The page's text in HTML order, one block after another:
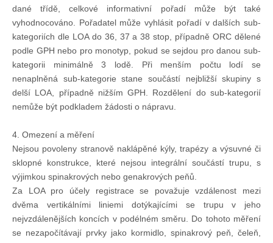
Pohárové závody
Kvízy
O lodích a plavbách
Technika lodí
Přednášky
O plavbách českých jachtařů
dané třídě, celkové informativní pořadí může být také
vyhodnocováno. Pořadatel může vyhlásit pořadí v dalších sub-
kategoriích dle LOA do 36, 37 a 38 stop, případně ORC dělené
podle GPH nebo pro monotyp, pokud se sejdou pro danou sub-
kategorii minimálně 3 lodě. Při menším počtu lodí se
nenaplněná sub-kategorie stane součástí nejbližší skupiny s
delší LOA, případně nižším GPH. Rozdělení do sub-kategorií
nemůže být podkladem žádosti o nápravu.
4. Omezení a měření
Nejsou povoleny stranově naklápěné kýly, trapézy a výsuvné či
sklopné konstrukce, které nejsou integrální součástí trupu, s
výjimkou spinakrových nebo genakrových peňů.
Za LOA pro účely registrace se považuje vzdálenost mezi
dvěma vertikálními liniemi dotýkajícími se trupu v jeho
nejvzdálenějších koncích v podélném směru. Do tohoto měření
se nezapočítávají prvky jako kormidlo, spinakrový peň, čeleň,